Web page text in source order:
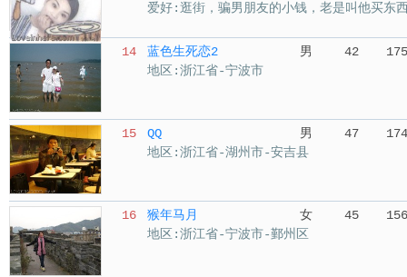
爱好:逛街，骗男朋友的小钱，老是叫他买东
14 蓝色生死恋2 男 42
175
地区:浙江省-宁波市
15 QQ 男 47
174
地区:浙江省-湖州市-安吉县
16 猴年马月 女 45
156
地区:浙江省-宁波市-鄞州区